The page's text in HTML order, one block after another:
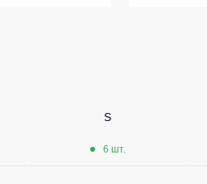
Защита от повышенных температур
S
6 шт.